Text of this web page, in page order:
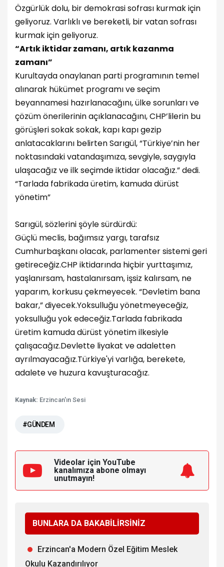
Özgürlük dolu, bir demokrasi sofrası kurmak için
geliyoruz. Varlıklı ve bereketli, bir vatan sofrası
kurmak için geliyoruz.
“Artık iktidar zamanı, artık kazanma
zamanı”
Kurultayda onaylanan parti programının temel
alınarak hükümet programı ve seçim
beyannamesi hazırlanacağını, ülke sorunları ve
çözüm önerilerinin açıklanacağını, CHP’lilerin bu
görüşleri sokak sokak, kapı kapı gezip
anlatacaklarını belirten Sarıgül, “Türkiye’nin her
noktasındaki vatandaşımıza, sevgiyle, saygıyla
ulaşacağız ve ilk seçimde iktidar olacağız.” dedi.
“Tarlada fabrikada üretim, kamuda dürüst
yönetim”
Sarıgül, sözlerini şöyle sürdürdü:
Güçlü meclis, bağımsız yargı, tarafsız
Cumhurbaşkanı olacak, parlamenter sistemi geri
getireceğiz.CHP iktidarında hiçbir yurttaşımız,
yaşlanırsam, hastalanırsam, işsiz kalırsam, ne
yaparım, korkusu çekmeyecek. “Devletim bana
bakar,” diyecek.Yoksulluğu yönetmeyeceğiz,
yoksulluğu yok edeceğiz.Tarlada fabrikada
üretim kamuda dürüst yönetim ilkesiyle
çalışacağız.Devlette liyakat ve adaletten
ayrılmayacağız.Türkiye'yi varlığa, berekete,
adalete ve huzura kavuşturacağız.
Kaynak: Erzincan'ın Sesi
#GÜNDEM
Videolar için YouTube
kanalımıza abone olmayı
unutmayın!
BUNLARA DA BAKABİLİRSİNİZ
Erzincan'a Modern Özel Eğitim Meslek
Okulu Kazandırılıyor